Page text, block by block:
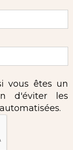
vous êtes un
d'éviter les